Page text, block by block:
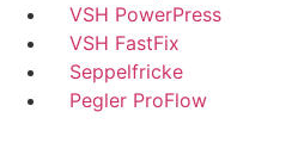
VSH PowerPress
VSH FastFix
Seppelfricke
Pegler ProFlow